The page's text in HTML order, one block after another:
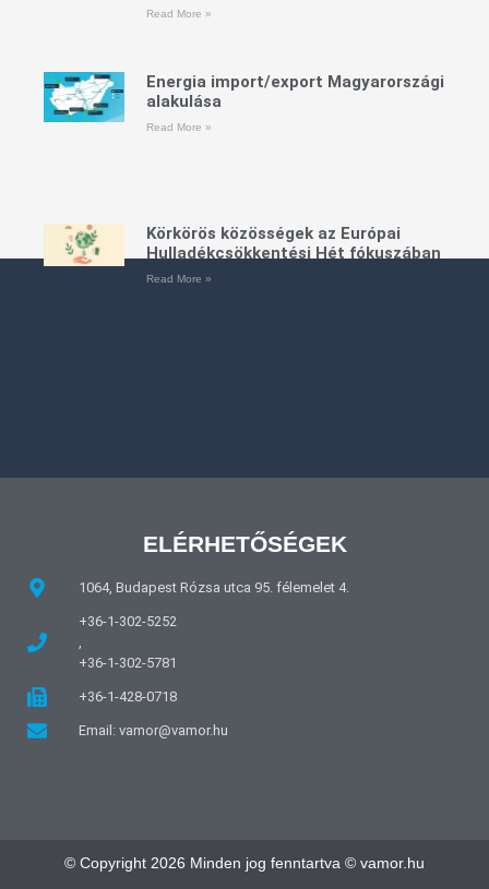
Read More »
Energia import/export Magyarországi
alakulása
Read More »
Körkörös közösségek az Európai
Hulladékcsökkentési Hét fókuszában
Read More »
ELÉRHETŐSÉGEK
1064, Budapest Rózsa utca 95. félemelet 4.
+36-1-302-5252
,
+36-1-302-5781
+36-1-428-0718
Email: vamor@vamor.hu
© Copyright 2026 Minden jog fenntartva © vamor.hu